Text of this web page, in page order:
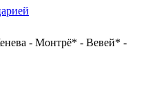
- Монтрё* - Вевей* -